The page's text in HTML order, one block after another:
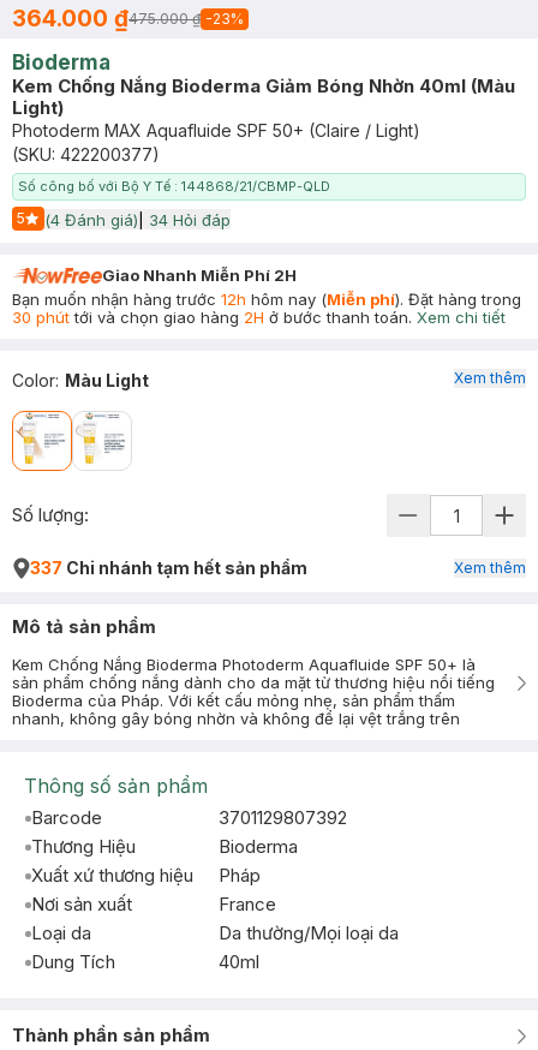
364.000 ₫475.000 ₫ -23%
Bioderma
Kem Chống Nắng Bioderma Giảm Bóng Nhờn 40ml (Màu
Light)
Photoderm MAX Aquafluide SPF 50+ (Claire / Light)
(SKU: 422200377)
Số công bố với Bộ Y Tế : 144868/21/CBMP-QLD
5
Start Icon
(4 Đánh giá) 34 Hỏi đáp
Giao Nhanh Miễn Phí 2H
Bạn muốn nhận hàng trước 12h hôm nay (Miễn phí). Đặt hàng trong
30 phúttới và chọn giao hàng 2H ở bước thanh toán. Xem chi tiết
Color: Màu Light Xem thêm
Số lượng:
337 Chi nhánh tạm hết sản phẩm Xem thêm
Mô tả sản phẩm
Kem Chống Nắng Bioderma Photoderm Aquafluide SPF 50+ là
sản phẩm chống nắng dành cho da mặt từ thương hiệu nổi tiếng
Bioderma của Pháp. Với kết cấu mỏng nhẹ, sản phẩm thấm
nhanh, không gây bóng nhờn và không để lại vệt trắng trên
Thông số sản phẩm
Barcode
3701129807392
Thương Hiệu
Bioderma
Xuất xứ thương hiệu
Pháp
Nơi sản xuất
France
Loại da
Da thường/Mọi loại da
Dung Tích
40ml
Thành phần sản phẩm